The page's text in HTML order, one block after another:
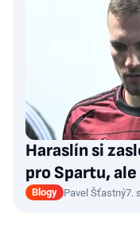
Haraslín si
pro Spartu,
Blogy Pavel Šťastný7.